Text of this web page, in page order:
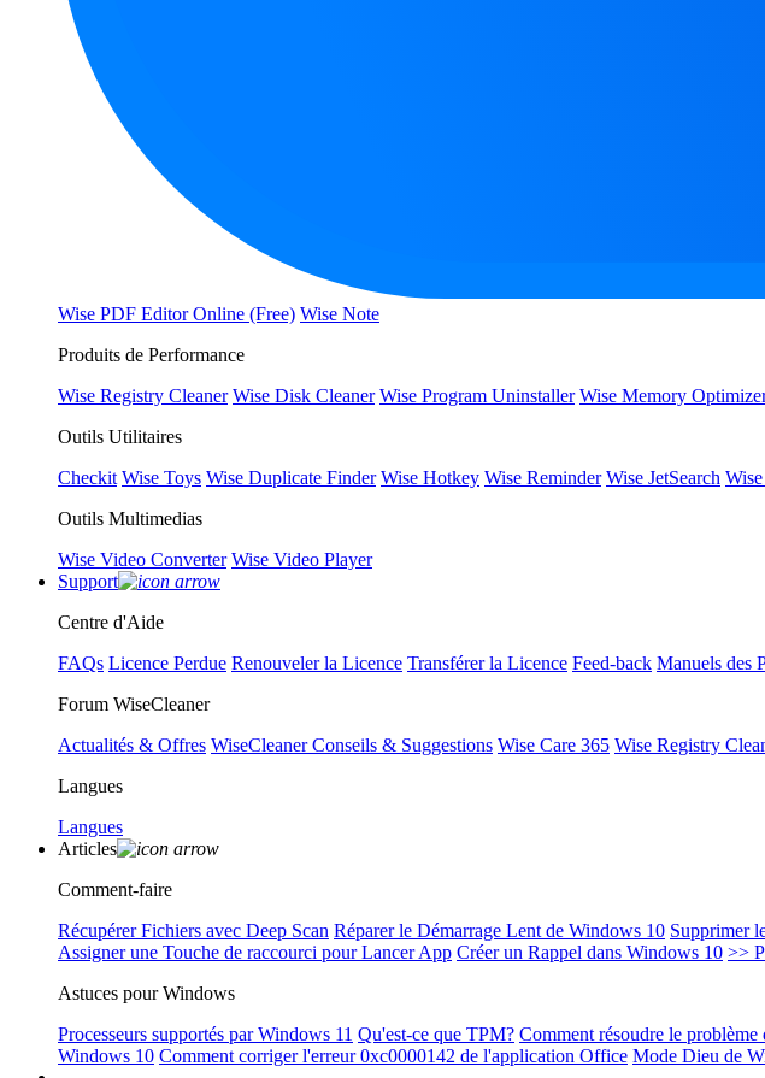
Wise PDF Editor Online (Free) Wise Note
Produits de Performance
Wise Registry Cleaner Wise Disk Cleaner Wise Program Uninstaller Wise Memory
Outils Utilitaires
Checkit Wise Toys Wise Duplicate Finder Wise Hotkey Wise Reminder Wise JetSearch
Outils Multimedias
Wise Video Converter Wise Video Player
Support
Centre d'Aide
FAQs Licence Perdue Renouveler la Licence Transférer la Licence Feed-back Manuels des
Forum WiseCleaner
Actualités & Offres WiseCleaner Conseils & Suggestions Wise Care 365 Wise Registry
Langues
Langues
Articles
Comment-faire
Récupérer Fichiers avec Deep Scan Réparer le Démarrage Lent de Windows 10 Supprimer
Assigner une Touche de raccourci pour Lancer App Créer un Rappel dans Windows 10 >>
Astuces pour Windows
Processeurs supportés par Windows 11 Qu'est-ce que TPM? Comment résoudre le
Windows 10 Comment corriger l'erreur 0xc0000142 de l'application Office Mode Dieu de